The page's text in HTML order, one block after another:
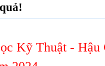
Kỹ Thuật - Hậu